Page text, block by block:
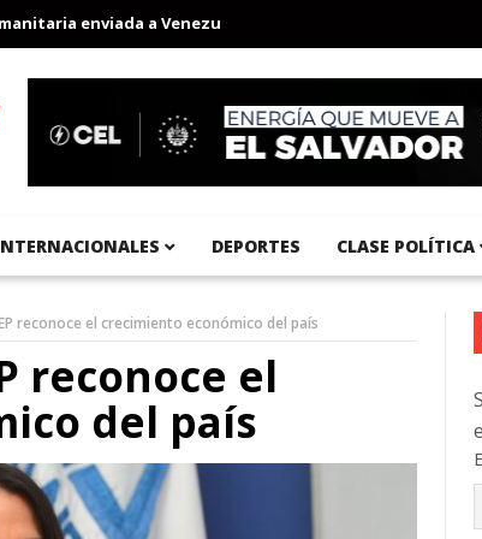
enviada a Venezuela Aeropuerto Internacional del
DEPORTES CLASE POLÍTICA
reconoce el crecimiento económico del país
reconoce el
del país